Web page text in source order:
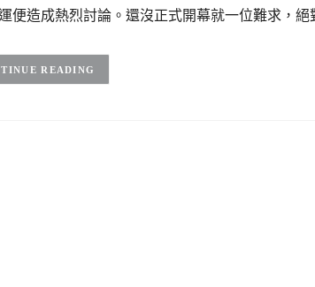
便造成熱烈討論。還沒正式開幕就一位難求，絕
READING